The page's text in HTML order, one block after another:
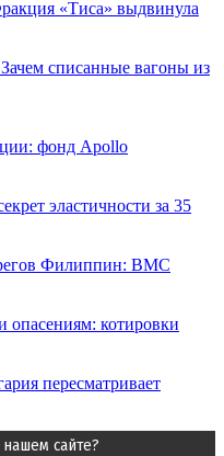
«Тиса» выдвинула
списанные вагоны из
фонд Apollo
эластичности за 35
Филиппин: ВМС
опасениям: котировки
пересматривает
сайте?